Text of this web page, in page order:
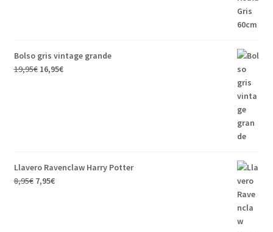
Bolso gris vintage grande
19,95€ 16,95€
Llavero Ravenclaw Harry Potter
8,95€ 7,95€